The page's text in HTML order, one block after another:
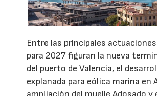
Entre las principales
para 2027 figuran la nueva
del puerto de Valencia, el
explanada para eólica marina en